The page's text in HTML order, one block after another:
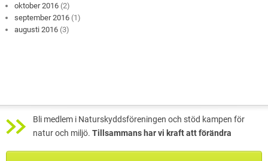
oktober 2016 (2)
september 2016 (1)
augusti 2016 (3)
Bli medlem i Naturskyddsföreningen och stöd kampen för
natur och miljö. Tillsammans har vi kraft att förändra